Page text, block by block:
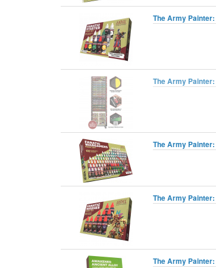
The Army
The Army
The Army
The Army
The Army